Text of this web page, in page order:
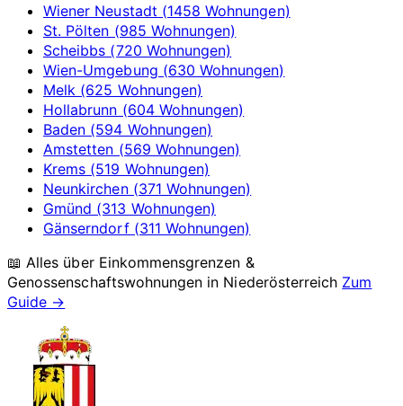
Wiener Neustadt (1458 Wohnungen)
St. Pölten (985 Wohnungen)
Scheibbs (720 Wohnungen)
Wien-Umgebung (630 Wohnungen)
Melk (625 Wohnungen)
Hollabrunn (604 Wohnungen)
Baden (594 Wohnungen)
Amstetten (569 Wohnungen)
Krems (519 Wohnungen)
Neunkirchen (371 Wohnungen)
Gmünd (313 Wohnungen)
Gänserndorf (311 Wohnungen)
📖 Alles über Einkommensgrenzen &
Genossenschaftswohnungen in Niederösterreich Zum
Guide →